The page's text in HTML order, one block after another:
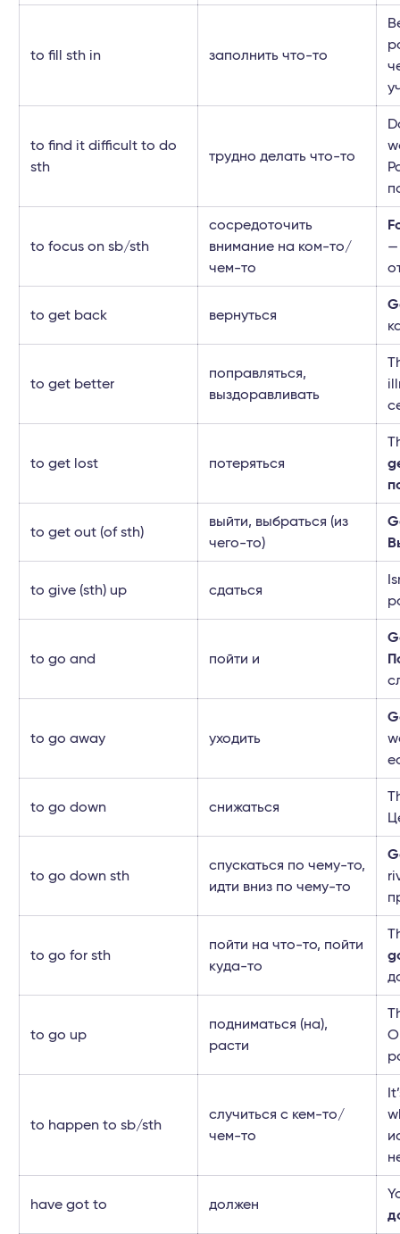
to fill sth in заполнить что-то
to find it difficult to do
sth
трудно делать что-то
to focus on sb/sth
сосредоточить
внимание на ком-то/
чем-то
to get back вернуться
to get better
поправляться,
выздоравливать
to get lost потеряться
to get out (of sth)
выйти, выбраться (из
чего-то)
to give (sth) up сдаться
to go and пойти и
to go away уходить
to go down снижаться
to go down sth
спускаться по чему-то,
идти вниз по чему-то
to go for sth
пойти на что-то, пойти
куда-то
to go up
подниматься (на),
расти
to happen to sb/sth
случиться с кем-то/
чем-то
have got to должен